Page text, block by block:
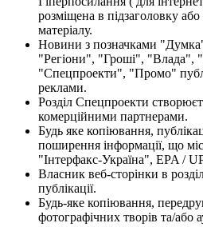
розміщена в підзаголовку
матеріалу.
Новини з позначками
"Регіони", "Гроші", "Влада",
"Спецпроекти", "Промо"
реклами.
Розділ Спецпроекти
комерційними партнерами.
Будь яке копіювання,
поширення інформації, що
"Інтерфакс-Україна", EPA /
Власник веб-сторінки в
публікації.
Будь-яке копіювання,
фотографічних творів та/або